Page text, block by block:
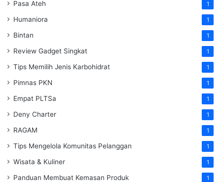
Pasa Ateh 1
Humaniora 1
Bintan 1
Review Gadget Singkat 1
Tips Memilih Jenis Karbohidrat 1
Pimnas PKN 1
Empat PLTSa 1
Deny Charter 1
RAGAM 1
Tips Mengelola Komunitas Pelanggan 1
Wisata & Kuliner 1
Panduan Membuat Kemasan Produk 1